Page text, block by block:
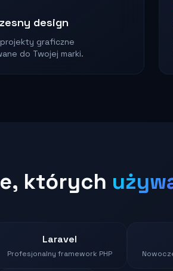
design
projekty graficzne
do Twojej marki.
których
Laravel
Profesjonalny framework PHP